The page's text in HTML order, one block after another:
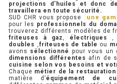
RÉFRIGÉRATEUR
RÉFRIGÉRATEUR
RÉFRI / CONGÉL
projections d’huiles et donc
travaillera en toute sécurité.
SUD CHR vous propose
une
pour les professionnels du
trouverez différents modèles de
friteuses à gaz, électriques ,
doubles ,friteuses de table ou
avons sélectionné pour vous un
dimensions différentes afin de
cuisine selon vos besoins et
Chaque métier de la restauration
matière d’équipement de